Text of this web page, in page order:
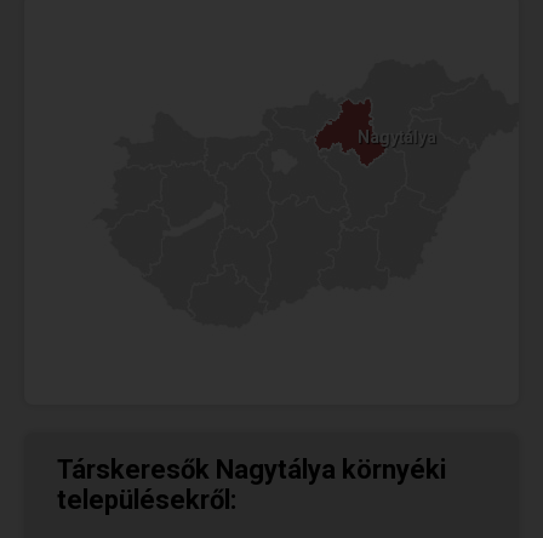
Nagytálya
Nagytálya
Társkeresők Nagytálya környéki
településekről: